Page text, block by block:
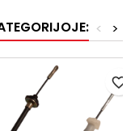
>
<
favorite_border